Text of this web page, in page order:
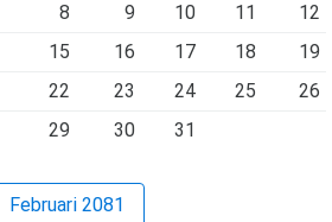
8 9 10 11
12
15 16 17 18
19
22 23 24 25
26
29 30 31
Februari 2081